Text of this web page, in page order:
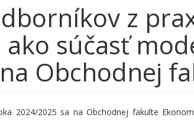
z
súčasť
Obchodnej
2024/2025 sa na Obchodnej fakulte